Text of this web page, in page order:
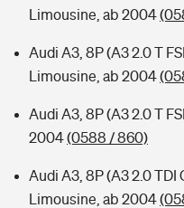
Limousine, ab 2004
Audi A3, 8P (A3 2.0 T
Limousine, ab 2004
Audi A3, 8P (A3 2.0 T
2004(0588 / 860)
Audi A3, 8P (A3 2.0 TDI
Limousine, ab 2004